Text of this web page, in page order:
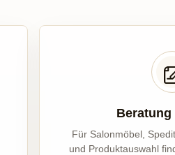
Beratung
Für Salonmöbel,
und Produktauswahl